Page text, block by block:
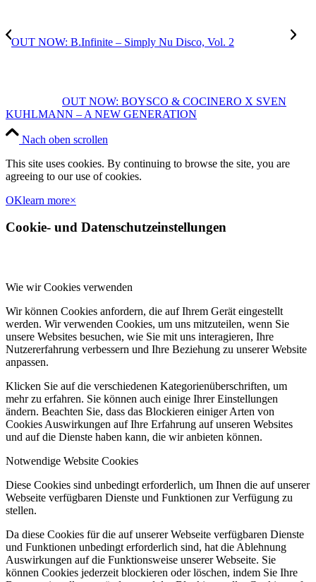
OUT NOW: B.Infinite – Simply Nu Disco, Vol. 2
OUT NOW: BOYSCO & COCINERO X SVEN
KUHLMANN – A NEW GENERATION
Nach oben scrollen
This site uses cookies. By continuing to browse the site, you are
agreeing to our use of cookies.
OKlearn more×
Cookie- und Datenschutzeinstellungen
Wie wir Cookies verwenden
Wir können Cookies anfordern, die auf Ihrem Gerät eingestellt
werden. Wir verwenden Cookies, um uns mitzuteilen, wenn Sie
unsere Websites besuchen, wie Sie mit uns interagieren, Ihre
Nutzererfahrung verbessern und Ihre Beziehung zu unserer Website
anpassen.
Klicken Sie auf die verschiedenen Kategorienüberschriften, um
mehr zu erfahren. Sie können auch einige Ihrer Einstellungen
ändern. Beachten Sie, dass das Blockieren einiger Arten von
Cookies Auswirkungen auf Ihre Erfahrung auf unseren Websites
und auf die Dienste haben kann, die wir anbieten können.
Notwendige Website Cookies
Diese Cookies sind unbedingt erforderlich, um Ihnen die auf unserer
Webseite verfügbaren Dienste und Funktionen zur Verfügung zu
stellen.
Da diese Cookies für die auf unserer Webseite verfügbaren Dienste
und Funktionen unbedingt erforderlich sind, hat die Ablehnung
Auswirkungen auf die Funktionsweise unserer Webseite. Sie
können Cookies jederzeit blockieren oder löschen, indem Sie Ihre